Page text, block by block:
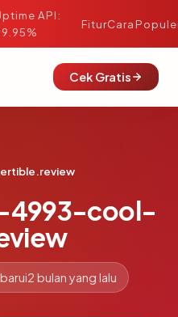
API:
FiturCara
Cek Gratis
4993-cool-
2 bulan yang lalu